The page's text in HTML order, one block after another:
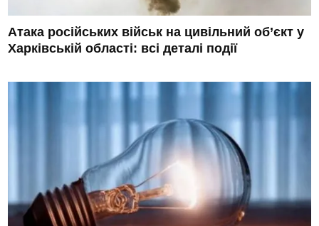
Атака російських військ на цивільний об’єкт у
Харківській області: всі деталі події